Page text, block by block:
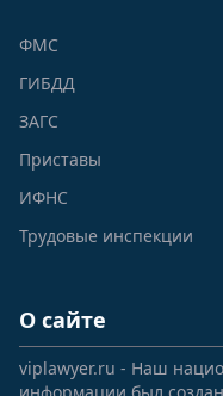
ФМС
ГИБДД
ЗАГС
Приставы
ИФНС
Трудовые инспекции
О сайте
viplawyer.ru - Наш